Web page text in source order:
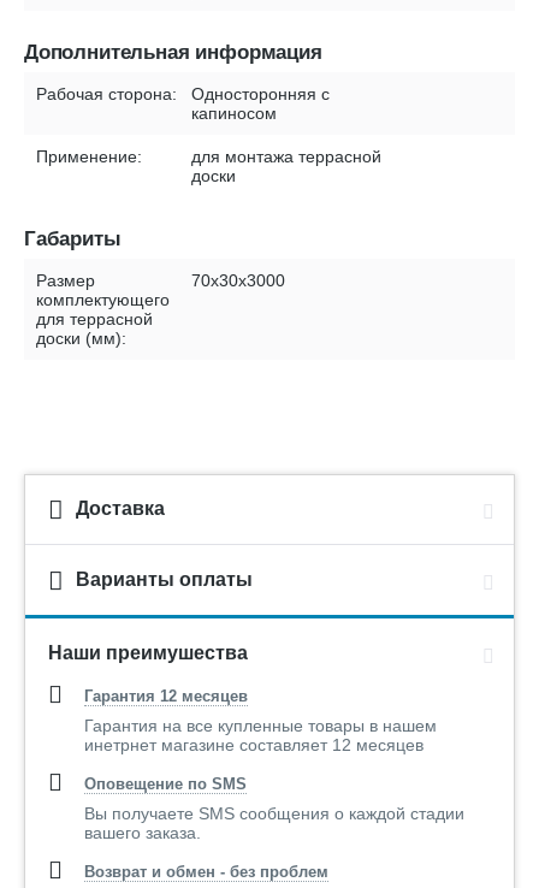
Дополнительная информация
Рабочая сторона:
Односторонняя с
капиносом
Применение:
для монтажа террасной
доски
Габариты
Размер
комплектующего
для террасной
доски (мм):
70х30х3000
Доставка
Варианты оплаты
Наши преимушества
Гарантия 12 месяцев
Гарантия на все купленные товары в нашем
инетрнет магазине составляет 12 месяцев
Оповещение по SMS
Вы получаете SMS сообщения о каждой стадии
вашего заказа.
Возврат и обмен - без проблем